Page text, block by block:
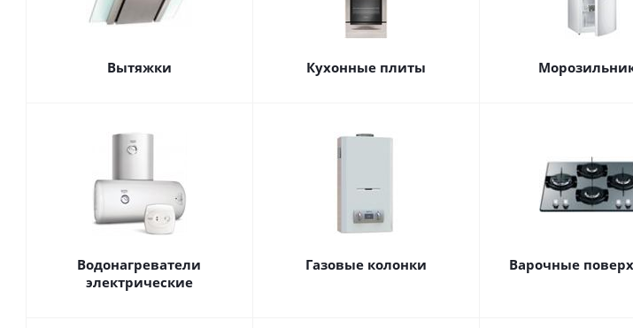
Вытяжки Кухонные плиты
Водонагреватели
электрические
Газовые колонки Варочные